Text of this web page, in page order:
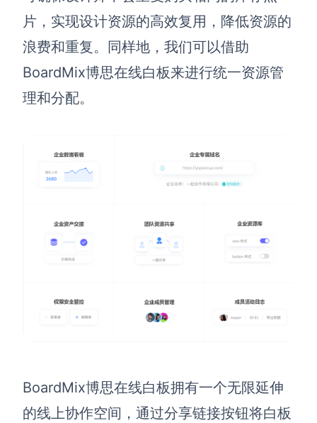
片，实现设计资源的高效复用，降低资源的
浪费和重复。同样地，我们可以借助
BoardMix博思在线白板来进行统一资源管
理和分配。
BoardMix博思在线白板拥有一个无限延伸
的线上协作空间，通过分享链接按钮将白板